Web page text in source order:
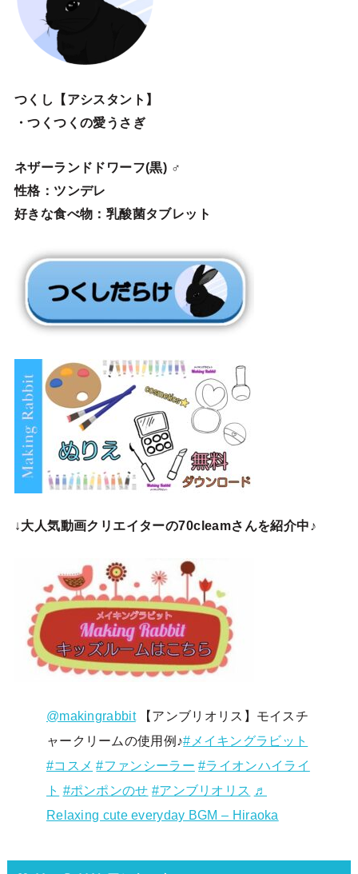
つくし【アシスタント】
・つくつくの愛うさぎ
ネザーランドドワーフ(黒) ♂
性格：ツンデレ
好きな食べ物：乳酸菌タブレット
↓大人気動画クリエイターの70cleamさんを紹介中♪
@makingrabbit【アンブリオリス】モイスチ
ャークリームの使用例♪#メイキングラビット
#コスメ #ファンシーラー #ライオンハイライ
ト #ポンポンのせ #アンブリオリス
♬
Relaxing cute everyday BGM – Hiraoka